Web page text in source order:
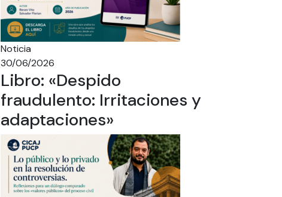
Noticia
30/06/2026
Libro: «Despido
fraudulento: Irritaciones y
adaptaciones»